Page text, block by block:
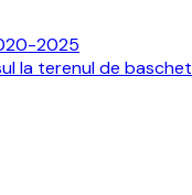
2025
la terenul de baschet